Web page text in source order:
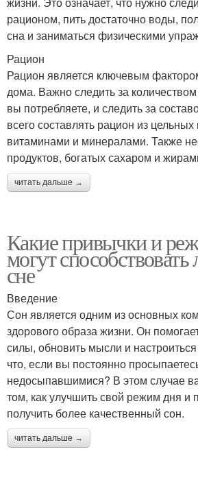
рационом, пить достаточно воды,
сна и заниматься физическими
Рацион
Рацион является ключевым
дома. Важно следить за
вы потребляете, и следить за
всего составлять рацион из
витаминами и минералами. Также
продуктов, богатых сахаром и
читать дальше →
Какие привычки и
могут
сне
Введение
Сон является одним из основных
здорового образа жизни. Он
силы, обновить мысли и
что, если вы постоянно
недосыпавшимися? В этом случае
том, как улучшить свой режим дня и
получить более качественный сон.
читать дальше →